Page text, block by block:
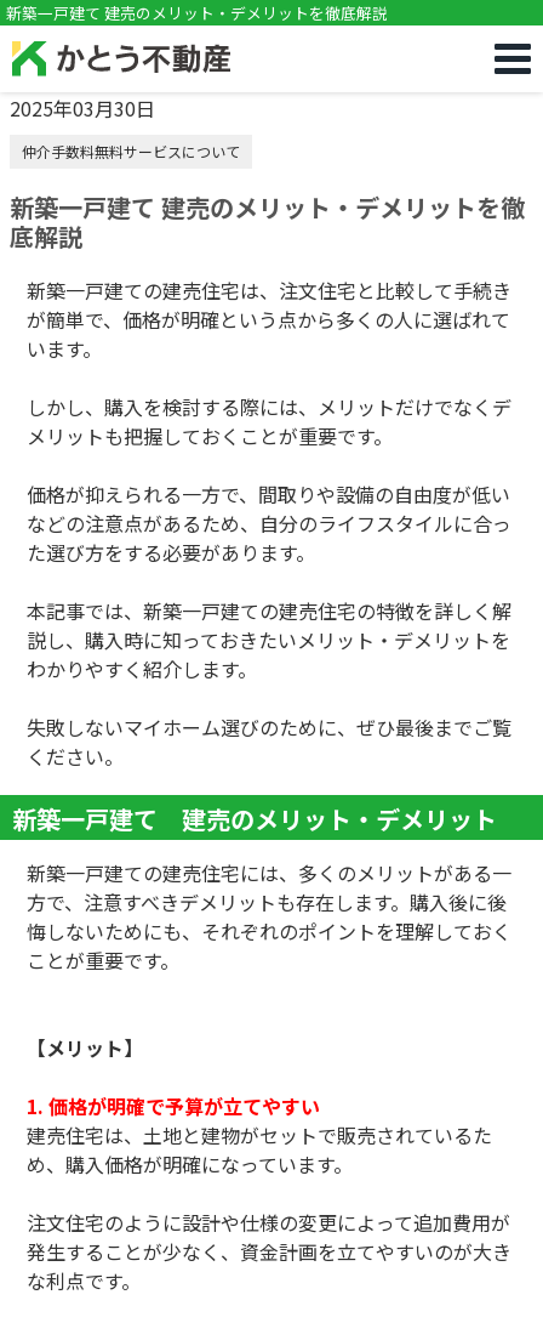
!DOCTYPE html>
新築一戸建て 建売のメリット・デメリットを徹底解説
2025年03月30日
仲介手数料無料サービスについて
新築一戸建て 建売のメリット・デメリットを徹
底解説
新築一戸建ての建売住宅は、注文住宅と比較して手続き
が簡単で、価格が明確という点から多くの人に選ばれて
います。
しかし、購入を検討する際には、メリットだけでなくデ
メリットも把握しておくことが重要です。
価格が抑えられる一方で、間取りや設備の自由度が低い
などの注意点があるため、自分のライフスタイルに合っ
た選び方をする必要があります。
本記事では、新築一戸建ての建売住宅の特徴を詳しく解
説し、購入時に知っておきたいメリット・デメリットを
わかりやすく紹介します。
失敗しないマイホーム選びのために、ぜひ最後までご覧
ください。
新築一戸建て 建売のメリット・デメリット
新築一戸建ての建売住宅には、多くのメリットがある一
方で、注意すべきデメリットも存在します。購入後に後
悔しないためにも、それぞれのポイントを理解しておく
ことが重要です。
【メリット】
1. 価格が明確で予算が立てやすい
建売住宅は、土地と建物がセットで販売されているた
め、購入価格が明確になっています。
注文住宅のように設計や仕様の変更によって追加費用が
発生することが少なく、資金計画を立てやすいのが大き
な利点です。